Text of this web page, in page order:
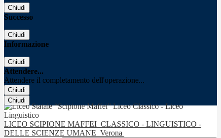
Chiudi
Successo
Chiudi
Informazione
Chiudi
Attendere...
Attendere il completamento dell'operazione...
Chiudi
Chiudi
LICEO SCIPIONE MAFFEI CLASSICO - LINGUISTICO -
DELLE SCIENZE UMANE Verona